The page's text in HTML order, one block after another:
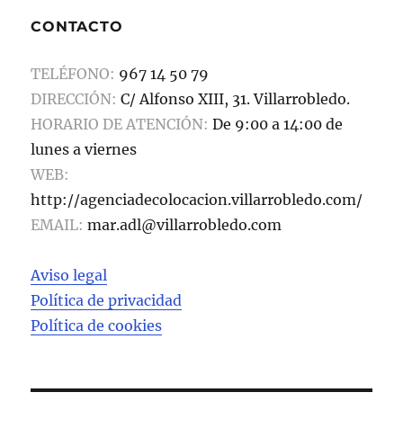
o
o
k
o
n
ir
CONTACTO
TELÉFONO: 967 14 50 79
DIRECCIÓN: C/ Alfonso XIII, 31. Villarrobledo.
HORARIO DE ATENCIÓN: De 9:00 a 14:00 de
lunes a viernes
WEB:
http://agenciadecolocacion.villarrobledo.com/
EMAIL: mar.adl@villarrobledo.com
Aviso legal
Política de privacidad
Política de cookies